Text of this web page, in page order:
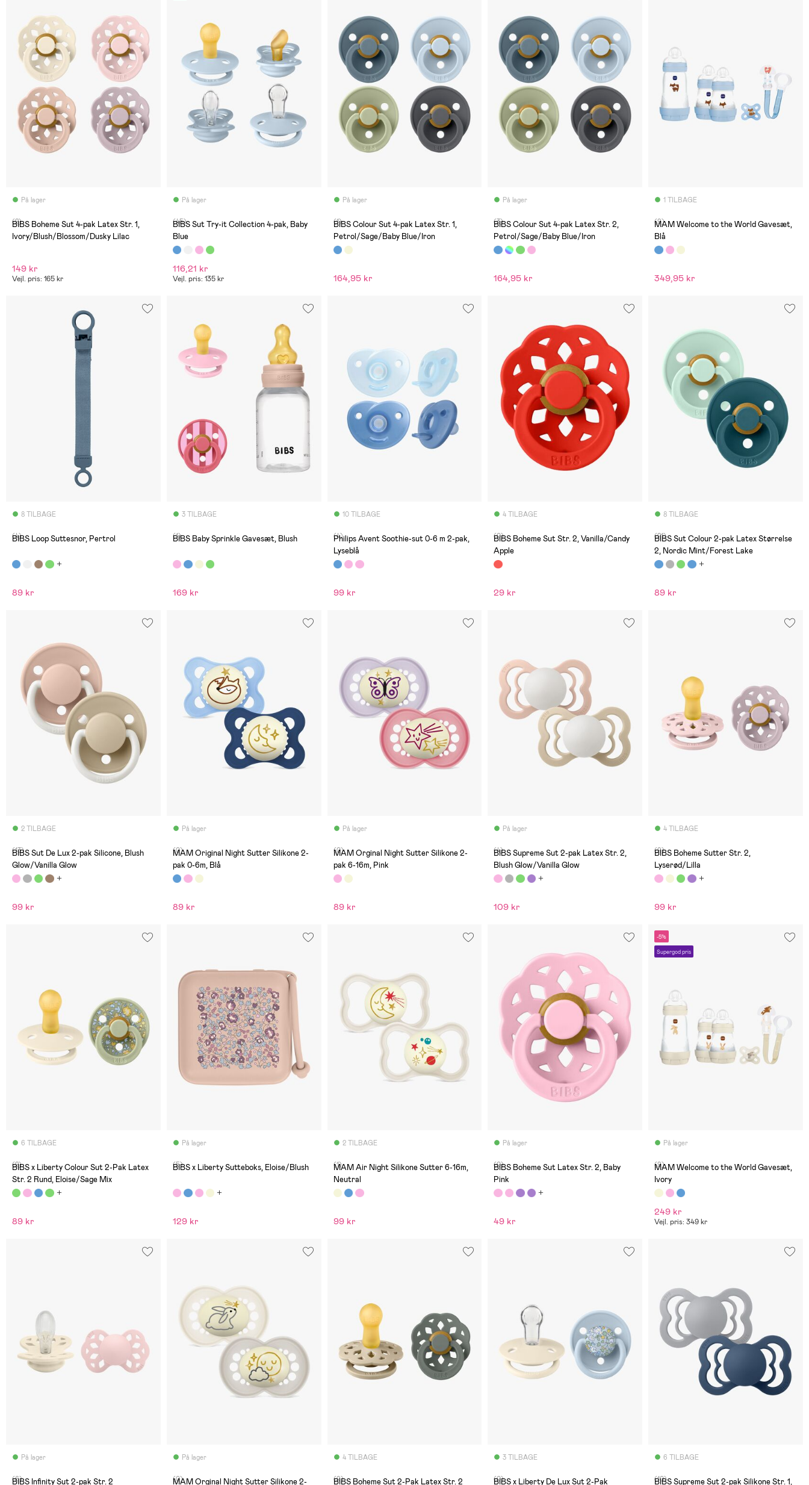
På lager
(2)
BIBS Boheme Sut 4-pak Latex Str. 1,
Ivory/Blush/Blossom/Dusky Lilac
149 kr
Vejl. pris: 165 kr
På lager
(45)
BIBS Sut Try-it Collection 4-pak, Baby
Blue
116,21 kr
Vejl. pris: 135 kr
På lager
(1)
BIBS Colour Sut 4-pak Latex Str. 1,
Petrol/Sage/Baby Blue/Iron
164,95 kr
På lager
(3)
BIBS Colour Sut 4-pak Latex Str. 2,
Petrol/Sage/Baby Blue/Iron
164,95 kr
1 TILBAGE
(9)
MAM Welcome to the World Gavesæt,
Blå
349,95 kr
8 TILBAGE
(4)
BIBS Loop Suttesnor, Pertrol
89 kr
3 TILBAGE
(1)
BIBS Baby Sprinkle Gavesæt, Blush
169 kr
10 TILBAGE
(4)
Philips Avent Soothie-sut 0-6 m 2-pak,
Lyseblå
99 kr
4 TILBAGE
(0)
BIBS Boheme Sut Str. 2, Vanilla/Candy
Apple
29 kr
8 TILBAGE
(21)
BIBS Sut Colour 2-pak Latex Størrelse
2, Nordic Mint/Forest Lake
89 kr
2 TILBAGE
(13)
BIBS Sut De Lux 2-pak Silicone, Blush
Glow/Vanilla Glow
99 kr
På lager
(0)
MAM Original Night Sutter Silikone 2-
pak 0-6m, Blå
89 kr
På lager
(0)
MAM Orginal Night Sutter Silikone 2-
pak 6-16m, Pink
89 kr
På lager
(4)
BIBS Supreme Sut 2-pak Latex Str. 2,
Blush Glow/Vanilla Glow
109 kr
4 TILBAGE
(9)
BIBS Boheme Sutter Str. 2,
Lyserød/Lilla
99 kr
6 TILBAGE
(2)
BIBS x Liberty Colour Sut 2-Pak Latex
Str. 2 Rund, Eloise/Sage Mix
89 kr
På lager
(5)
BIBS x Liberty Sutteboks, Eloise/Blush
129 kr
2 TILBAGE
(1)
MAM Air Night Silikone Sutter 6-16m,
Neutral
99 kr
På lager
(0)
BIBS Boheme Sut Latex Str. 2, Baby
Pink
49 kr
-5%
Supergod pris
På lager
(9)
MAM Welcome to the World Gavesæt,
Ivory
249 kr
Vejl. pris: 349 kr
På lager
(6)
BIBS Infinity Sut 2-pak Str. 2
På lager
(0)
MAM Orginal Night Sutter Silikone 2-
4 TILBAGE
(9)
BIBS Boheme Sut 2-Pak Latex Str. 2
3 TILBAGE
(0)
BIBS x Liberty De Lux Sut 2-Pak
6 TILBAGE
(10)
BIBS Supreme Sut 2-pak Silikone Str. 1,